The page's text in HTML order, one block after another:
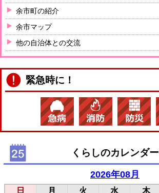
余市町の紹介
余市マップ
他の自治体との交流
緊急時に！
くらしのカレンダー